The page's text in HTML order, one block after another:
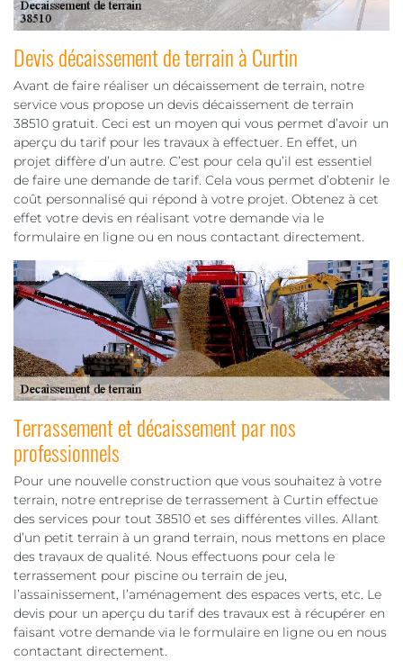
Devis décaissement de terrain à Curtin
Avant de faire réaliser un décaissement de terrain, notre
service vous propose un devis décaissement de terrain
38510 gratuit. Ceci est un moyen qui vous permet d’avoir un
aperçu du tarif pour les travaux à effectuer. En effet, un
projet diffère d’un autre. C’est pour cela qu’il est essentiel
de faire une demande de tarif. Cela vous permet d’obtenir le
coût personnalisé qui répond à votre projet. Obtenez à cet
effet votre devis en réalisant votre demande via le
formulaire en ligne ou en nous contactant directement.
Terrassement et décaissement par nos
professionnels
Pour une nouvelle construction que vous souhaitez à votre
terrain, notre entreprise de terrassement à Curtin effectue
des services pour tout 38510 et ses différentes villes. Allant
d’un petit terrain à un grand terrain, nous mettons en place
des travaux de qualité. Nous effectuons pour cela le
terrassement pour piscine ou terrain de jeu,
l’assainissement, l’aménagement des espaces verts, etc. Le
devis pour un aperçu du tarif des travaux est à récupérer en
faisant votre demande via le formulaire en ligne ou en nous
contactant directement.